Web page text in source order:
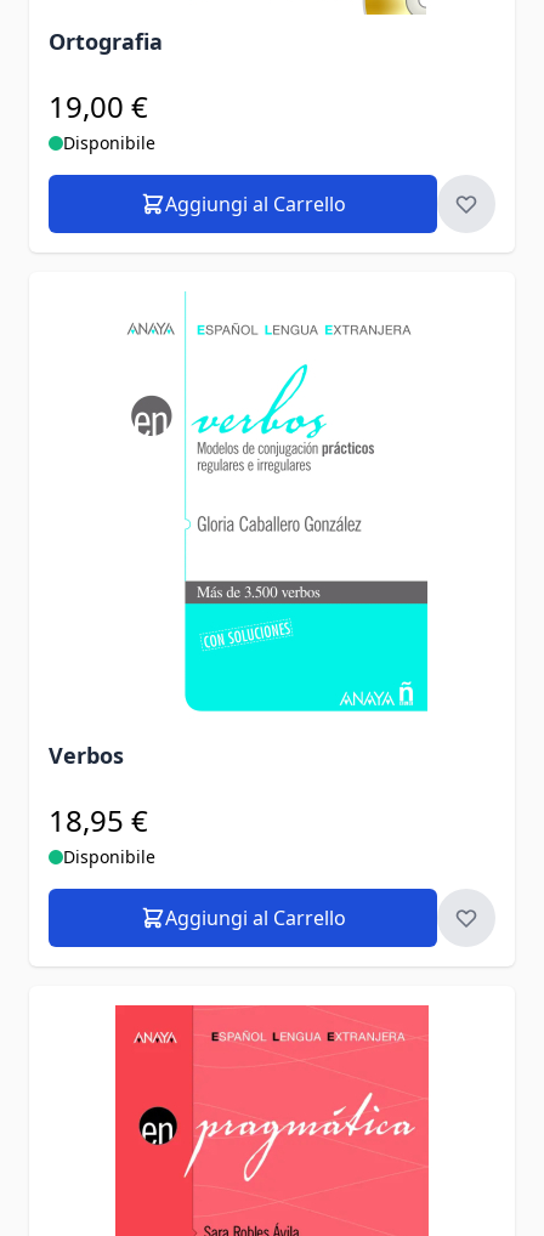
Ortografia
19,00 €
Disponibile
Aggiungi al Carrello
Verbos
18,95 €
Disponibile
Aggiungi al Carrello